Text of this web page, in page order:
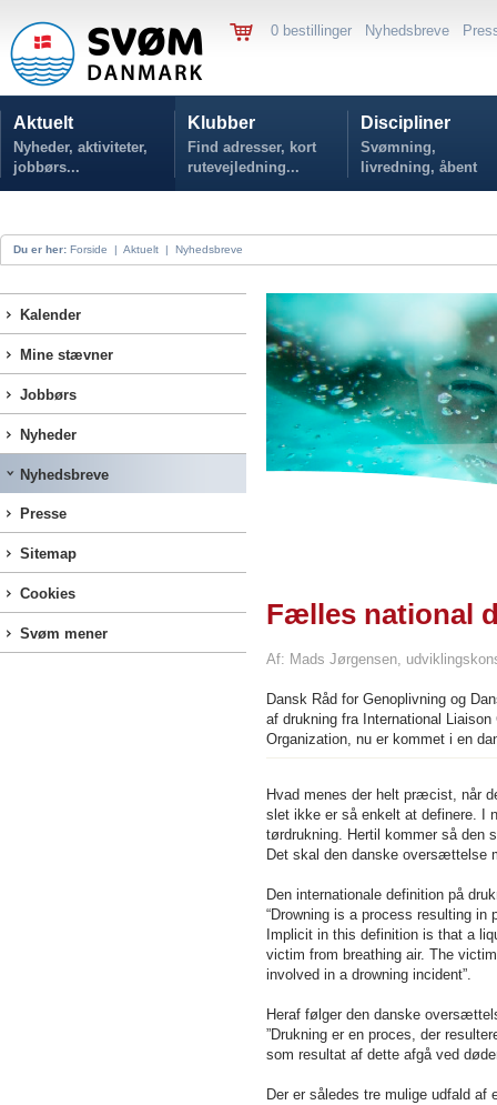
0 bestillinger Nyhedsbreve
Aktuelt
Nyheder, aktiviteter,
jobbørs...
Klubber
Find adresser, kort
rutevejledning...
Discipliner
Svømning,
livredning, åbent
vand...
Du er her: Forside | Aktuelt | Nyhedsbreve
Kalender
Mine stævner
Jobbørs
Nyheder
Nyhedsbreve
Presse
Sitemap
Cookies
Svøm mener
Fælles national
Af: Mads Jørgensen,
Dansk Råd for Genoplivning og
af drukning fra International
Organization, nu er kommet i en
Hvad menes der helt præcist, når
slet ikke er så enkelt at definere. I
tørdrukning. Hertil kommer så den
Det skal den danske oversættelse
Den internationale definition på
“Drowning is a process resulting
Implicit in this definition is that a
victim from breathing air. The
involved in a drowning incident”.
Heraf følger den danske
”Drukning er en proces, der
som resultat af dette afgå ved
Der er således tre mulige udfald